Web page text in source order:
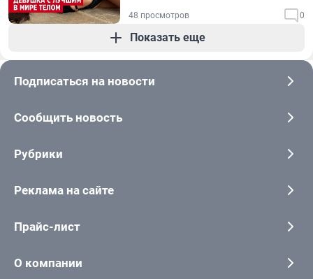
48 просмотров 0
Показать еще
Подписаться на новости
Сообщить новость
Рубрики
Реклама на сайте
Прайс-лист
О компании